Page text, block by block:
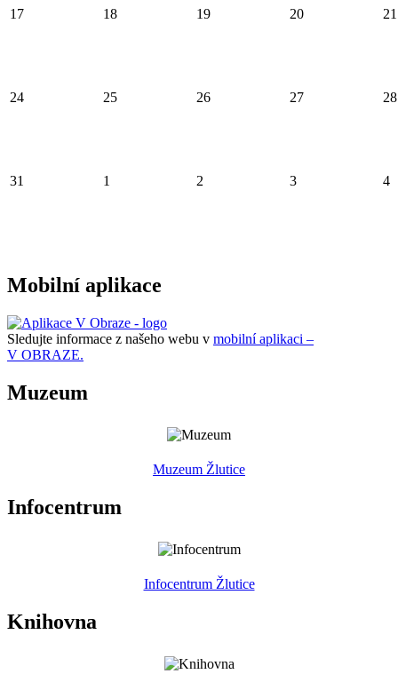
17 18 19 20 21
24 25 26 27 28
31 1 2 3 4
Mobilní aplikace
Sledujte informace z našeho webu v mobilní aplikaci –
V OBRAZE.
Muzeum
Muzeum Žlutice
Infocentrum
Infocentrum Žlutice
Knihovna